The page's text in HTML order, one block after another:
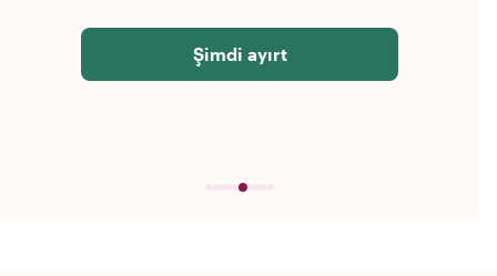
Şimdi ayırt